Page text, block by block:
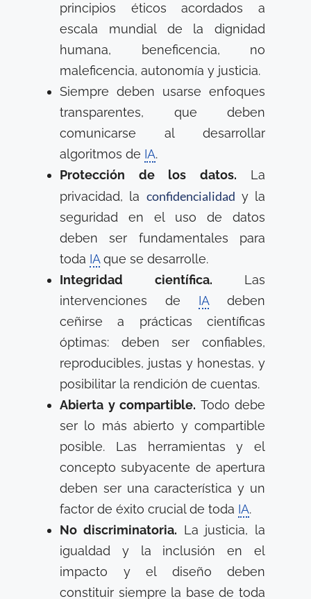
principios éticos acordados a
escala mundial de la dignidad
humana, beneficencia, no
maleficencia, autonomía y justicia.
Siempre deben usarse enfoques
transparentes, que deben
comunicarse al desarrollar
algoritmos de IA.
Protección de los datos. La
privacidad, la confidencialidad y la
seguridad en el uso de datos
deben ser fundamentales para
toda IAque se desarrolle.
Integridad científica. Las
intervenciones de IAdeben
ceñirse a prácticas científicas
óptimas: deben ser confiables,
reproducibles, justas y honestas, y
posibilitar la rendición de cuentas.
Abierta y compartible. Todo debe
ser lo más abierto y compartible
posible. Las herramientas y el
concepto subyacente de apertura
deben ser una característica y un
factor de éxito crucial de toda IA.
No discriminatoria. La justicia, la
igualdad y la inclusión en el
impacto y el diseño deben
constituir siempre la base de toda